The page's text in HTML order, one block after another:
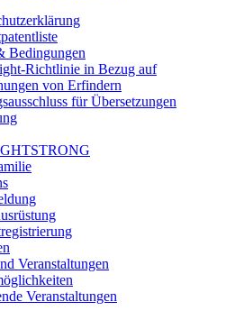
Bedingungen
Richtlinie in Bezug auf
von Erfindern
für Übersetzungen
Veranstaltungen
Veranstaltungen